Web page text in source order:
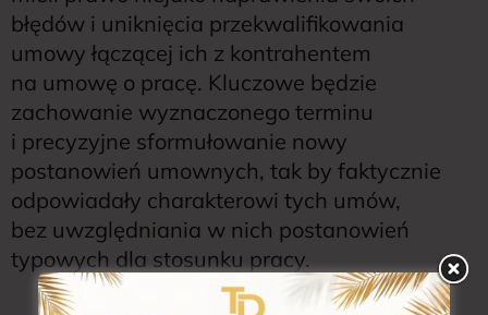
błędów i uniknięcia przekwalifikowania
umowy łączącej ich z kontrahentem
na umowę o pracę. Kluczowe będzie
zachowanie wyznaczonego terminu
i precyzyjne sformułowanie nowy
postanowień umownych, tak by faktycznie
odpowiadały charakterowi tych umów,
bez uwzględniania w nich postanowień
typowych dla stosunku pracy.